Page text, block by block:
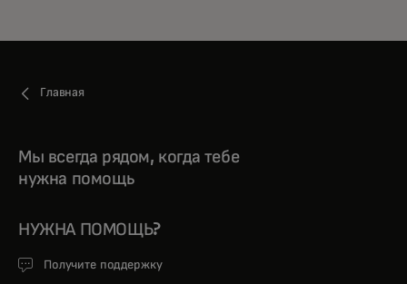
Главная
Мы всегда рядом, когда тебе
нужна помощь
НУЖНА ПОМОЩЬ?
Получите поддержку